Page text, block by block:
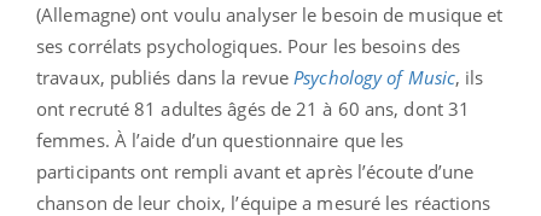
(Allemagne) ont voulu analyser le besoin de musique et
ses corrélats psychologiques. Pour les besoins des
travaux, publiés dans la revue Psychology of Music, ils
ont recruté 81 adultes âgés de 21 à 60 ans, dont 31
femmes. À l’aide d’un questionnaire que les
participants ont rempli avant et après l’écoute d’une
chanson de leur choix, l’équipe a mesuré les réactions